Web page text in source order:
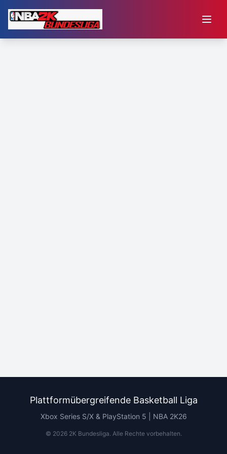
Plattformübergreifende Basketball Liga
Xbox Series S/X & PlayStation 5 | NBA 2K26
© 20262K Bundesliga. Alle Rechte vorbehalten.